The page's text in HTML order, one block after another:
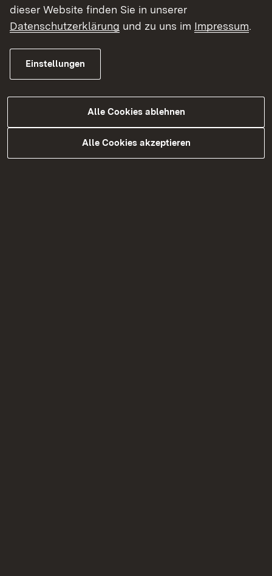
Ausleihangebot der Fachstelle
dieser Website finden Sie in unserer
Datenschutzerklärung und zu uns im Impressum.
Einstellungen
Alle Cookies ablehnen
Alle Cookies akzeptieren